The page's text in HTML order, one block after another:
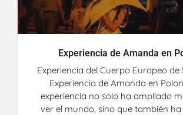
Experiencia de Amanda en
Experiencia del Cuerpo Europeo de
Experiencia de Amanda en
experiencia no solo ha ampliado
ver el mundo, sino que también